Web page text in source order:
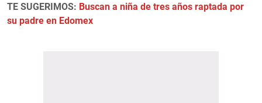
TE SUGERIMOS: Buscan a niña de tres años raptada por
su padre en Edomex